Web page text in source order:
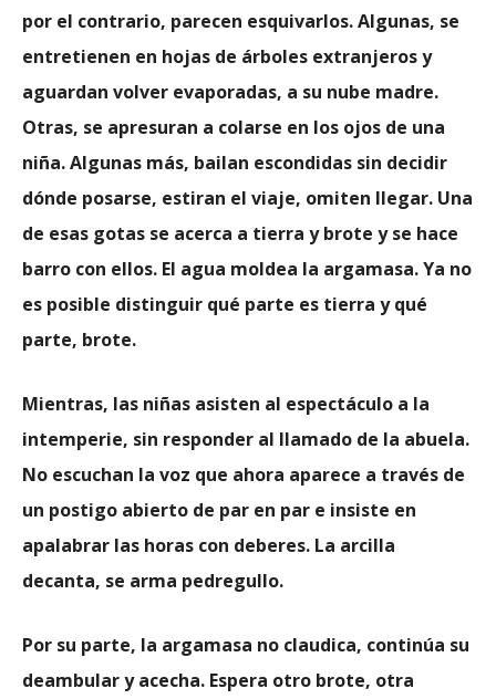
por el contrario, parecen esquivarlos. Algunas, se
entretienen en hojas de árboles extranjeros y
aguardan volver evaporadas, a su nube madre.
Otras, se apresuran a colarse en los ojos de una
niña. Algunas más, bailan escondidas sin decidir
dónde posarse, estiran el viaje, omiten llegar. Una
de esas gotas se acerca a tierra y brote y se hace
barro con ellos. El agua moldea la argamasa. Ya no
es posible distinguir qué parte es tierra y qué
parte, brote.
Mientras, las niñas asisten al espectáculo a la
intemperie, sin responder al llamado de la abuela.
No escuchan la voz que ahora aparece a través de
un postigo abierto de par en par e insiste en
apalabrar las horas con deberes. La arcilla
decanta, se arma pedregullo.
Por su parte, la argamasa no claudica, continúa su
deambular y acecha. Espera otro brote, otra